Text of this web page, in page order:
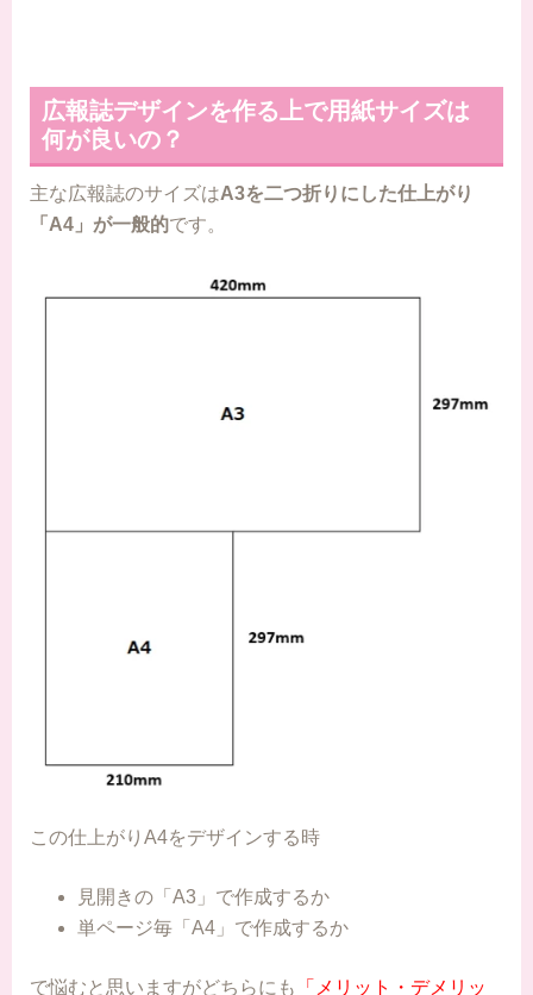
広報誌デザインを作る上で用紙サイズは
何が良いの？
主な広報誌のサイズはA3を二つ折りにした仕上がり
「A4」が一般的です。
この仕上がりA4をデザインする時
見開きの「A3」で作成するか
単ページ毎「A4」で作成するか
で悩むと思いますがどちらにも 「メリット・デメリッ